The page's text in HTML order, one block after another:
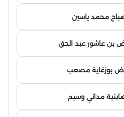
محمد ياسين
بن عاشور عبد الحق
بوزغاية مصعب
مداني وسيم